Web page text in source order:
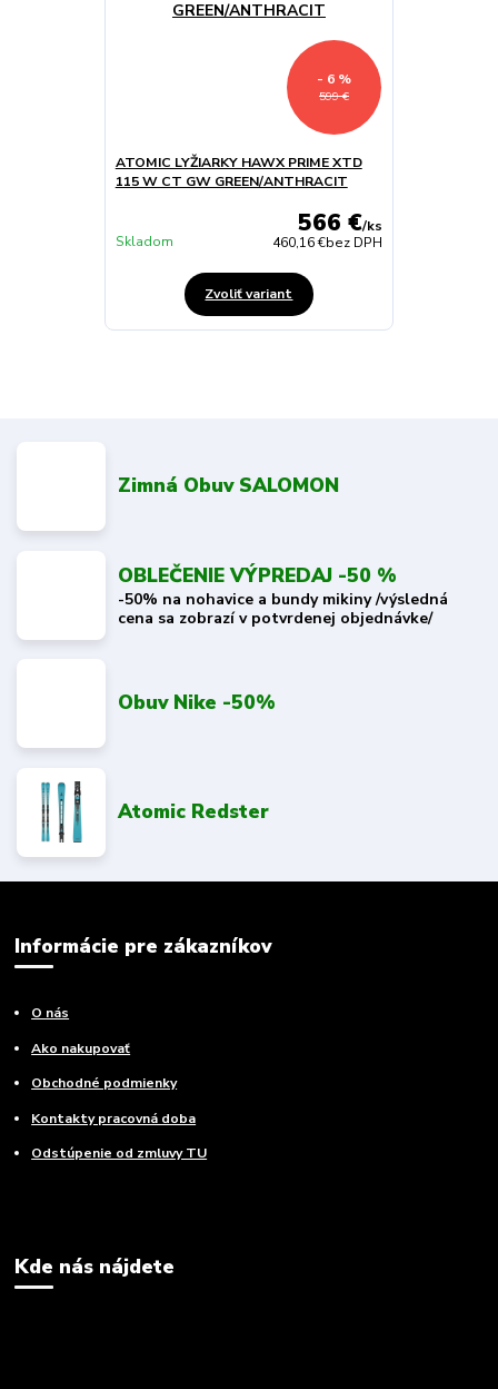
599 €
- 6 %
ATOMIC LYŽIARKY HAWX PRIME XTD
115 W CT GW GREEN/ANTHRACIT
566 €/ks
460,16 €bez DPH
Skladom
Zvoliť variant
Zimná Obuv SALOMON
OBLEČENIE VÝPREDAJ -50 %
-50% na nohavice a bundy mikiny /výsledná
cena sa zobrazí v potvrdenej objednávke/
Obuv Nike -50%
Atomic Redster
Informácie pre zákazníkov
O nás
Ako nakupovať
Obchodné podmienky
Kontakty pracovná doba
Odstúpenie od zmluvy TU
Kde nás nájdete